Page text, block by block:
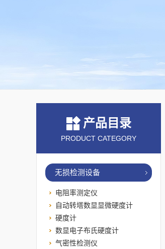
产品目录
PRODUCT CATEGORY
无损检测设备
电阻率测定仪
自动转塔数显显微硬度计
硬度计
数显电子布氏硬度计
气密性检测仪